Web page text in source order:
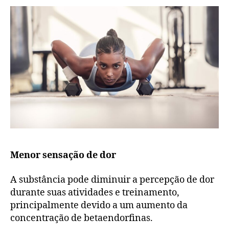
Menor sensação de dor
A substância pode diminuir a percepção de dor
durante suas atividades e treinamento,
principalmente devido a um aumento da
concentração de betaendorfinas.